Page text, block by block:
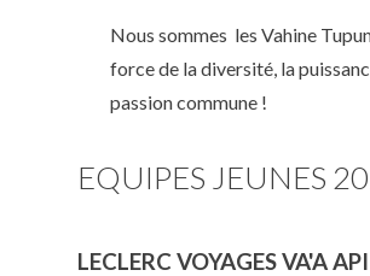
Nous sommes les Vahine
force de la diversité, la
passion commune !
EQUIPES JEUNES
LECLERC VOYAGES VA'A API